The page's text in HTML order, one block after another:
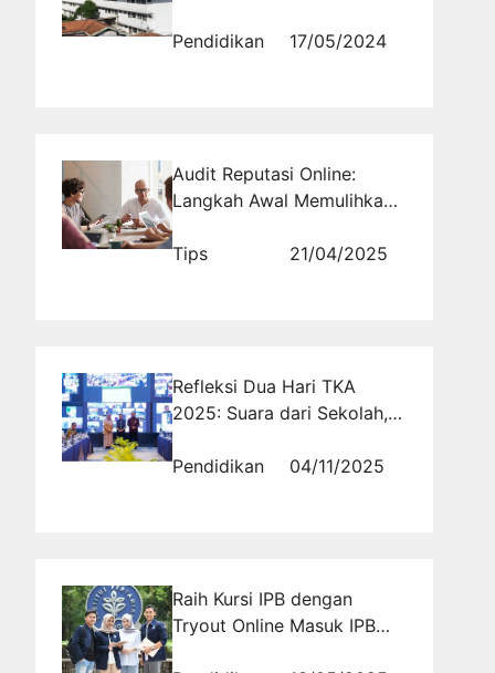
Berkualitas
Pendidikan 17/05/2024
Audit Reputasi Online:
Langkah Awal Memulihkan
Tips
21/04/2025
Refleksi Dua Hari TKA
2025: Suara dari Sekolah,
Indonesia
Pendidikan 04/11/2025
Raih Kursi IPB dengan
Tryout Online Masuk IPB